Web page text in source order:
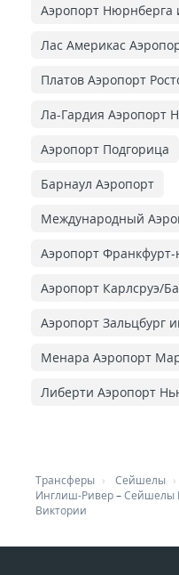
Аэропорт Нюрнберга
Лас Америкас
Платов Аэропорт
Ла-Гардия Аэропорт
Аэропорт Подгорица
Барнаул Аэропорт
Международный
Аэропорт
Аэропорт Карлсруэ/
Аэропорт Зальцбург
Менара Аэропорт
Либерти Аэропорт
Трансферы
Сейшелы
Инглиш-Ривер–Сейшелы
Виктории